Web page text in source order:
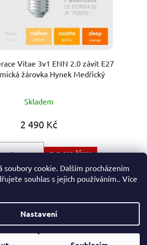
soubory cookie. Dalším procházením
souhlas s jejich používáním.. Více
Nastavení
Vitae 3v1 ENN 2.0 závit E27
žárovka Hynek Medřický
hodnocení
produktu
5,0
5
hvězdiček.
Skladem
2 490 Kč
DO KOŠÍKU
v jedné žárovce: Oranžový krok bez
Vytvořil Shoptet